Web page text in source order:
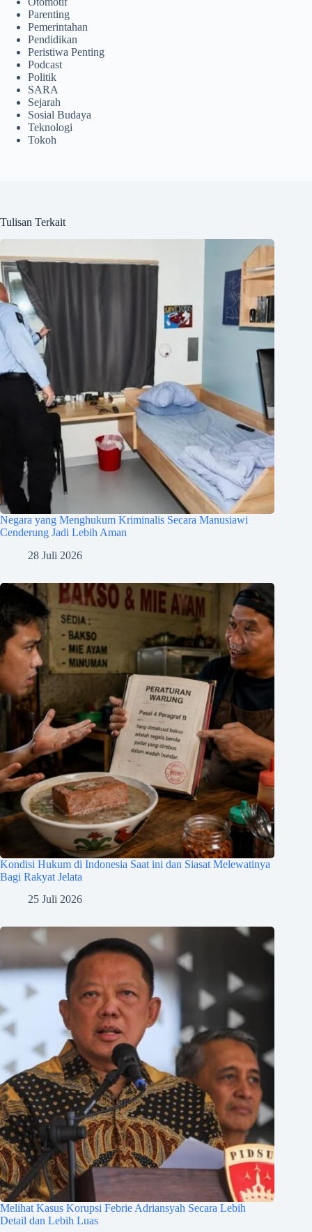
Parenting
Pemerintahan
Pendidikan
Peristiwa Penting
Podcast
Politik
SARA
Sejarah
Sosial Budaya
Teknologi
Tokoh
Tulisan Terkait
Negara yang Menghukum Kriminalis Secara Manusiawi
Cenderung Jadi Lebih Aman
28 Juli 2026
Kondisi Hukum di Indonesia Saat ini dan Siasat Melewatinya
Bagi Rakyat Jelata
25 Juli 2026
Melihat Kasus Korupsi Febrie Adriansyah Secara Lebih
Detail dan Lebih Luas